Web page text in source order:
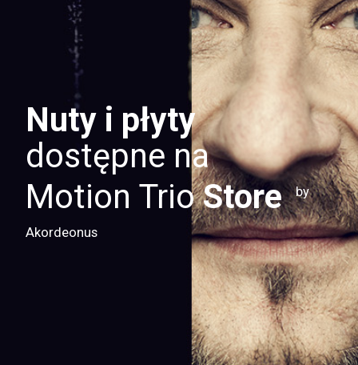
Nuty i płyty
dostępne na
Motion TrioStore by
Akordeonus